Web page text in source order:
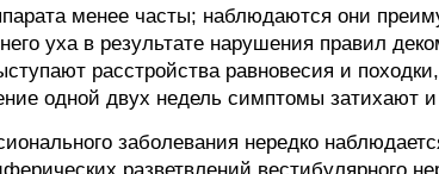
менее часты; наблюдаются они
уха в результате нарушения правил
расстройства равновесия и
одной двух недель симптомы затихают и
заболевания нередко